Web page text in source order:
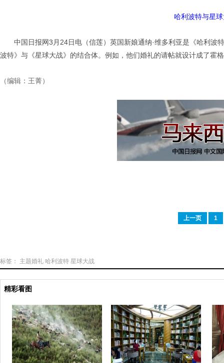
哈利波特与星
中国日报网3月24日电（信莲）英国新娘通纳·维多利亚是《哈利
波特》与《星球大战》的结合体。例如，他们婚礼的请帖就设计成了霍
（编辑：王菁）
上一页 1
标签： 主题婚礼 哈利波特 星球大战
精彩看图